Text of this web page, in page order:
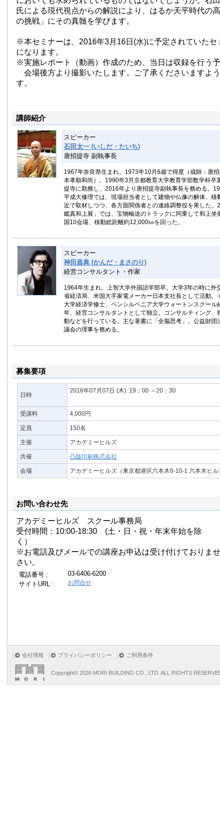
氏による現代視点からの解説により、はるか天平時代の
の挑戦」にその真髄を学びます。
※本セミナーは、2016年3月16日(水)に予定されていたセ
になります。
※実施レポート（動画）作成のため、当日は収録を行う
会場後方より撮影いたします。ご了承くださいますよ
す。
講師紹介
スピーカー
石田太一 (いしだ・たいち)
唐招提寺 副執事長
1967年奈良県生まれ。1973年10月6歳で得度（戒師：唐
本孝順和尚）。1990年3月京都教育大学教育学部数学科卒
提寺に勤務し、2016年より唐招提寺副執事長を務める。
平成大修理では、現場担当者として建物や仏像の解体、移
近で取材しつつ、各方面関係者との連絡調整役を果した。
鑑真和上展」では、宝物輸送のトラックに同乗して和上坐
国10会場、移動総距離約12,000㎞を回った。
スピーカー
神田昌典 (かんだ・まさのり)
経営コンサルタント・作家
1964年生まれ。上智大学外国語学部卒。大学3年の時に外
省経済局、米国大手家電メーカー日本支社長として活動。
大学経済学修士、ペンシルベニア大学ウォートンスクール
年、経営コンサルタントとして独立。コンサルティング、
動などを行っている。主な著書に「全脳思考」。公益財団
議会の理事を務める。
募集要項
日時
2016年07月07日 (木) 19：00 ～20：30
受講料 4,000円
定員 150名
主催 アカデミーヒルズ
共催 凸版印刷株式会社
会場 アカデミーヒルズ（東京都港区六本木6-10-1 六本木ヒ
お問い合わせ先
アカデミーヒルズ スクール事務局
受付時間：10:00-18:30 (土・日・祝・年末年始を除
く）
※お電話及びメールでの講座お申込は受け付けておりま
さい。
電話番号 :
03-6406-6200
サイトURL :
お問合せ
会社情報 プライバシーポリシー ご利用条件
Copyright© 2026 MORI BUILDING CO., LTD. ALL RIGHTS